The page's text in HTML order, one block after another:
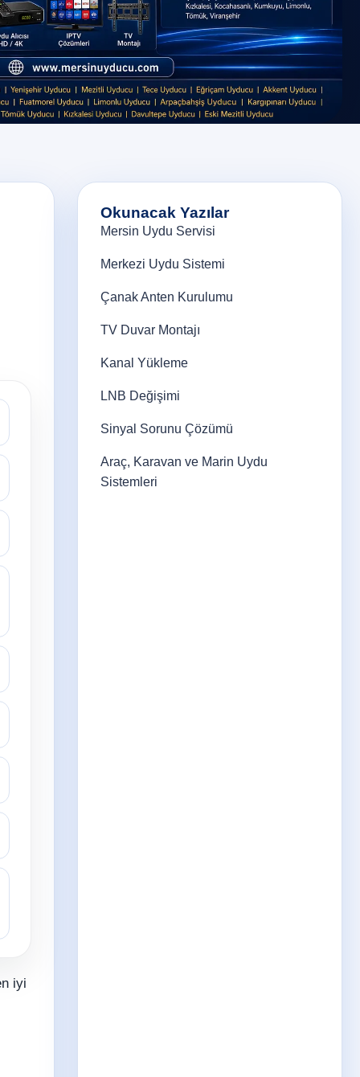
iyi
Okunacak Yazılar
Mersin Uydu Servisi
Merkezi Uydu Sistemi
Çanak Anten Kurulumu
TV Duvar Montajı
Kanal Yükleme
LNB Değişimi
Sinyal Sorunu Çözümü
Araç, Karavan ve Marin Uydu
Sistemleri